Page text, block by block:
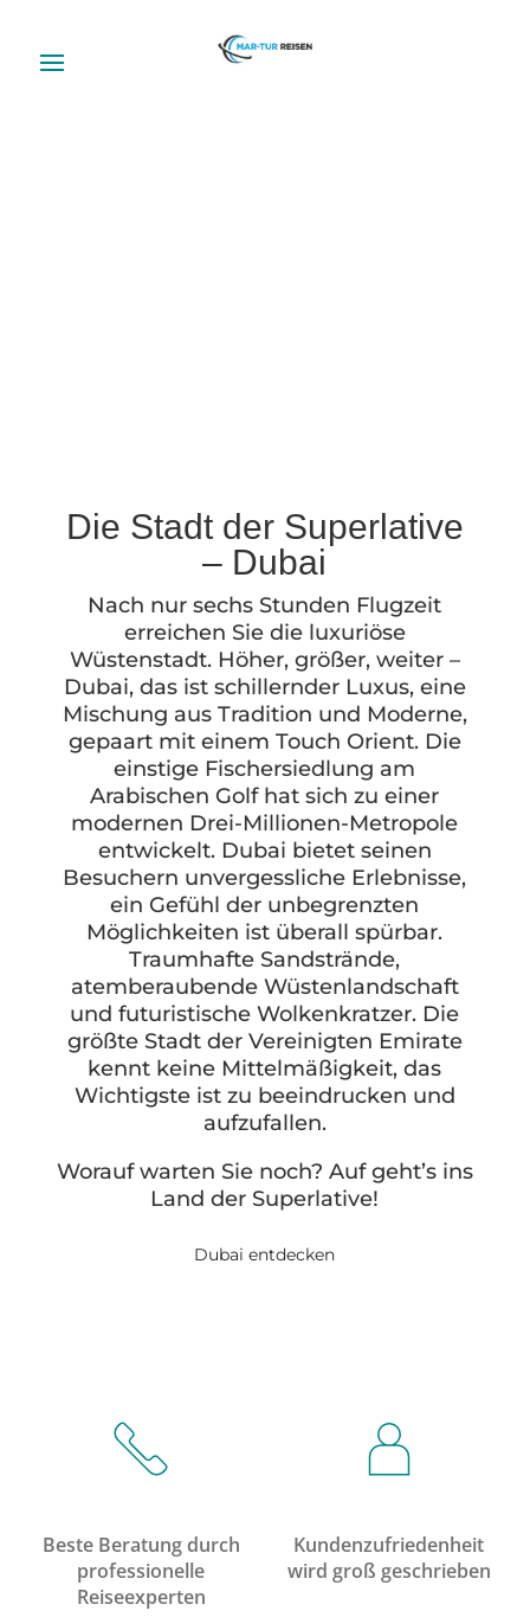
Die Stadt der Superlative
– Dubai
Nach nur sechs Stunden Flugzeit
erreichen Sie die luxuriöse
Wüstenstadt. Höher, größer, weiter –
Dubai, das ist schillernder Luxus, eine
Mischung aus Tradition und Moderne,
gepaart mit einem Touch Orient. Die
einstige Fischersiedlung am
Arabischen Golf hat sich zu einer
modernen Drei-Millionen-Metropole
entwickelt. Dubai bietet seinen
Besuchern unvergessliche Erlebnisse,
ein Gefühl der unbegrenzten
Möglichkeiten ist überall spürbar.
Traumhafte Sandstrände,
atemberaubende Wüstenlandschaft
und futuristische Wolkenkratzer. Die
größte Stadt der Vereinigten Emirate
kennt keine Mittelmäßigkeit, das
Wichtigste ist zu beeindrucken und
aufzufallen.
Worauf warten Sie noch? Auf geht’s ins
Land der Superlative!
Dubai entdecken
Beste Beratung durch
professionelle
Reiseexperten
Kundenzufriedenheit
wird groß geschrieben